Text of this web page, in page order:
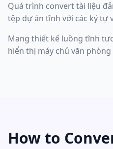
Quá trình convert tài liệu
tệp dự án tĩnh với các ký tự
Mang thiết kế luồng tĩnh
hiển thị máy chủ văn
How to